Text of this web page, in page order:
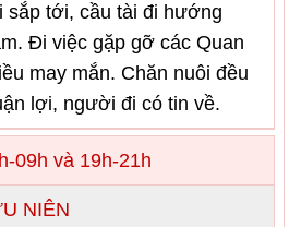
sắp tới, cầu tài đi hướng
Đi việc gặp gỡ các Quan
may mắn. Chăn nuôi đều
lợi, người đi có tin về.
09h và 19h-21h
NIÊN